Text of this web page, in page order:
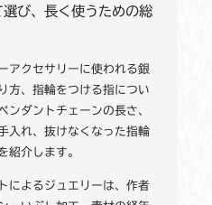
び、長く使うための総
アクセサリーに使われる銀
方、指輪をつける指につい
ンダントチェーンの長さ、
入れ、抜けなくなった指輪
紹介します。
によるジュエリーは、作者